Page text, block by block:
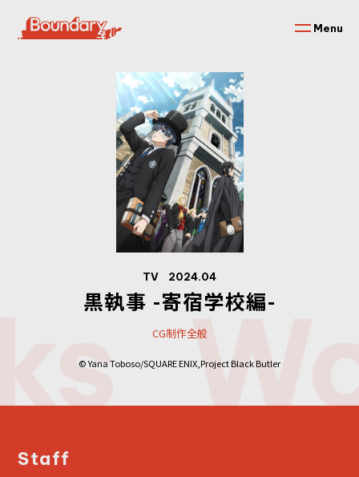
Menu
TV 2024.04
黒執事 -寄宿学校編-
CG制作全般
© Yana Toboso/SQUARE ENIX,Project Black Butler
Staff